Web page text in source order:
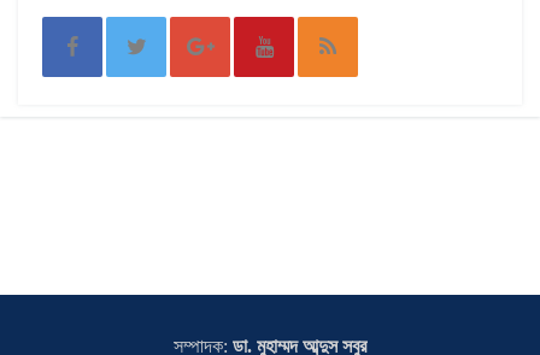
সম্পাদক: ডা. মুহাম্মদ আব্দুস সবুর